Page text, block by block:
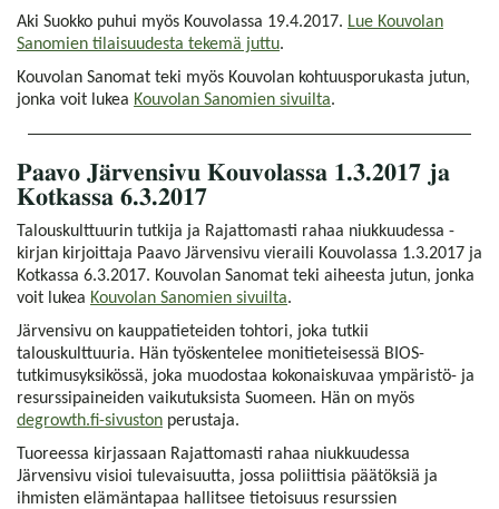
Aki Suokko puhui myös Kouvolassa 19.4.2017. Lue Kouvolan
Sanomien tilaisuudesta tekemä juttu.
Kouvolan Sanomat teki myös Kouvolan kohtuusporukasta jutun,
jonka voit lukea Kouvolan Sanomien sivuilta.
Paavo Järvensivu Kouvolassa 1.3.2017 ja
Kotkassa 6.3.2017
Talouskulttuurin tutkija ja Rajattomasti rahaa niukkuudessa -
kirjan kirjoittaja Paavo Järvensivu vieraili Kouvolassa 1.3.2017 ja
Kotkassa 6.3.2017. Kouvolan Sanomat teki aiheesta jutun, jonka
voit lukea Kouvolan Sanomien sivuilta.
Järvensivu on kauppatieteiden tohtori, joka tutkii
talouskulttuuria. Hän työskentelee monitieteisessä BIOS-
tutkimusyksikössä, joka muodostaa kokonaiskuvaa ympäristö- ja
resurssipaineiden vaikutuksista Suomeen. Hän on myös
degrowth.fi-sivuston perustaja.
Tuoreessa kirjassaan Rajattomasti rahaa niukkuudessa
Järvensivu visioi tulevaisuutta, jossa poliittisia päätöksiä ja
ihmisten elämäntapaa hallitsee tietoisuus resurssien